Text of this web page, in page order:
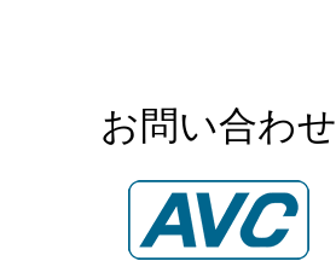
お問い合わせ